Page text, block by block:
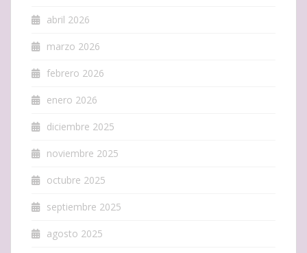
abril 2026
marzo 2026
febrero 2026
enero 2026
diciembre 2025
noviembre 2025
octubre 2025
septiembre 2025
agosto 2025